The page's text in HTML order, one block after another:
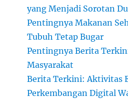
yang Menjadi Sorotan
Pentingnya Makanan
Tubuh Tetap Bugar
Pentingnya Berita
Masyarakat
Berita Terkini: Aktivitas
Perkembangan Digital